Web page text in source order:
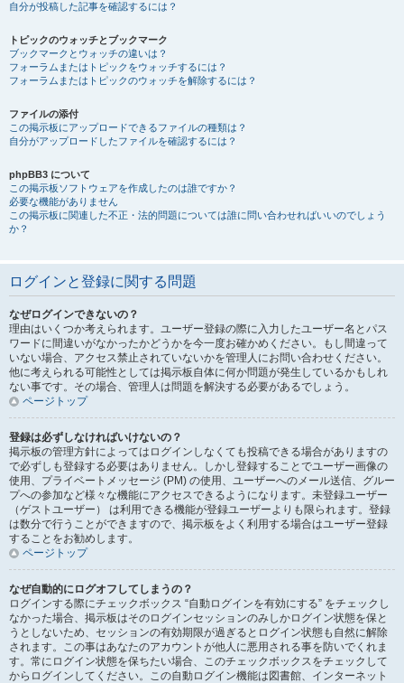
自分が投稿した記事を確認するには？
トピックのウォッチとブックマーク
ブックマークとウォッチの違いは？
フォーラムまたはトピックをウォッチするには？
フォーラムまたはトピックのウォッチを解除するには？
ファイルの添付
この掲示板にアップロードできるファイルの種類は？
自分がアップロードしたファイルを確認するには？
phpBB3 について
この掲示板ソフトウェアを作成したのは誰ですか？
必要な機能がありません
この掲示板に関連した不正・法的問題については誰に問い合わせればいいのでしょう
か？
ログインと登録に関する問題
なぜログインできないの？
理由はいくつか考えられます。ユーザー登録の際に入力したユーザー名とパス
ワードに間違いがなかったかどうかを今一度お確かめください。もし間違って
いない場合、アクセス禁止されていないかを管理人にお問い合わせください。
他に考えられる可能性としては掲示板自体に何か問題が発生しているかもしれ
ない事です。その場合、管理人は問題を解決する必要があるでしょう。
ページトップ
登録は必ずしなければいけないの？
掲示板の管理方針によってはログインしなくても投稿できる場合がありますの
で必ずしも登録する必要はありません。しかし登録することでユーザー画像の
使用、プライベートメッセージ (PM) の使用、ユーザーへのメール送信、グルー
プへの参加など様々な機能にアクセスできるようになります。未登録ユーザー
（ゲストユーザー） は利用できる機能が登録ユーザーよりも限られます。登録
は数分で行うことができますので、掲示板をよく利用する場合はユーザー登録
することをお勧めします。
ページトップ
なぜ自動的にログオフしてしまうの？
ログインする際にチェックボックス “自動ログインを有効にする” をチェックし
なかった場合、掲示板はそのログインセッションのみしかログイン状態を保と
うとしないため、セッションの有効期限が過ぎるとログイン状態も自然に解除
されます。この事はあなたのアカウントが他人に悪用される事を防いでくれま
す。常にログイン状態を保ちたい場合、このチェックボックスをチェックして
からログインしてください。この自動ログイン機能は図書館、インターネット